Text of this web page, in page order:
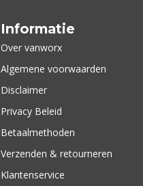
Informatie
Over vanworx
Algemene voorwaarden
Disclaimer
Privacy Beleid
Betaalmethoden
Verzenden & retourneren
Klantenservice